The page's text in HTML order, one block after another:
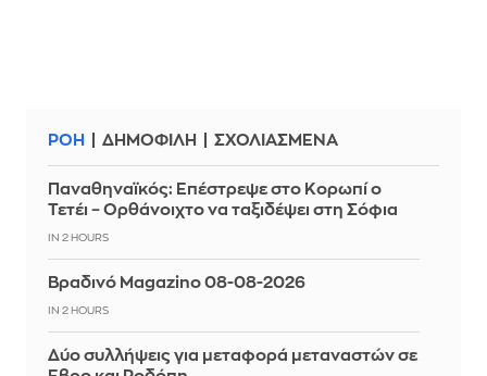
ΡΟΗ ΔΗΜΟΦΙΛΗ ΣΧΟΛΙΑΣΜΕΝΑ
Παναθηναϊκός: Επέστρεψε στο Κορωπί ο
Τετέι – Ορθάνοιχτο να ταξιδέψει στη Σόφια
IN 2 HOURS
Βραδινό Magazino 08-08-2026
IN 2 HOURS
Δύο συλλήψεις για μεταφορά μεταναστών σε